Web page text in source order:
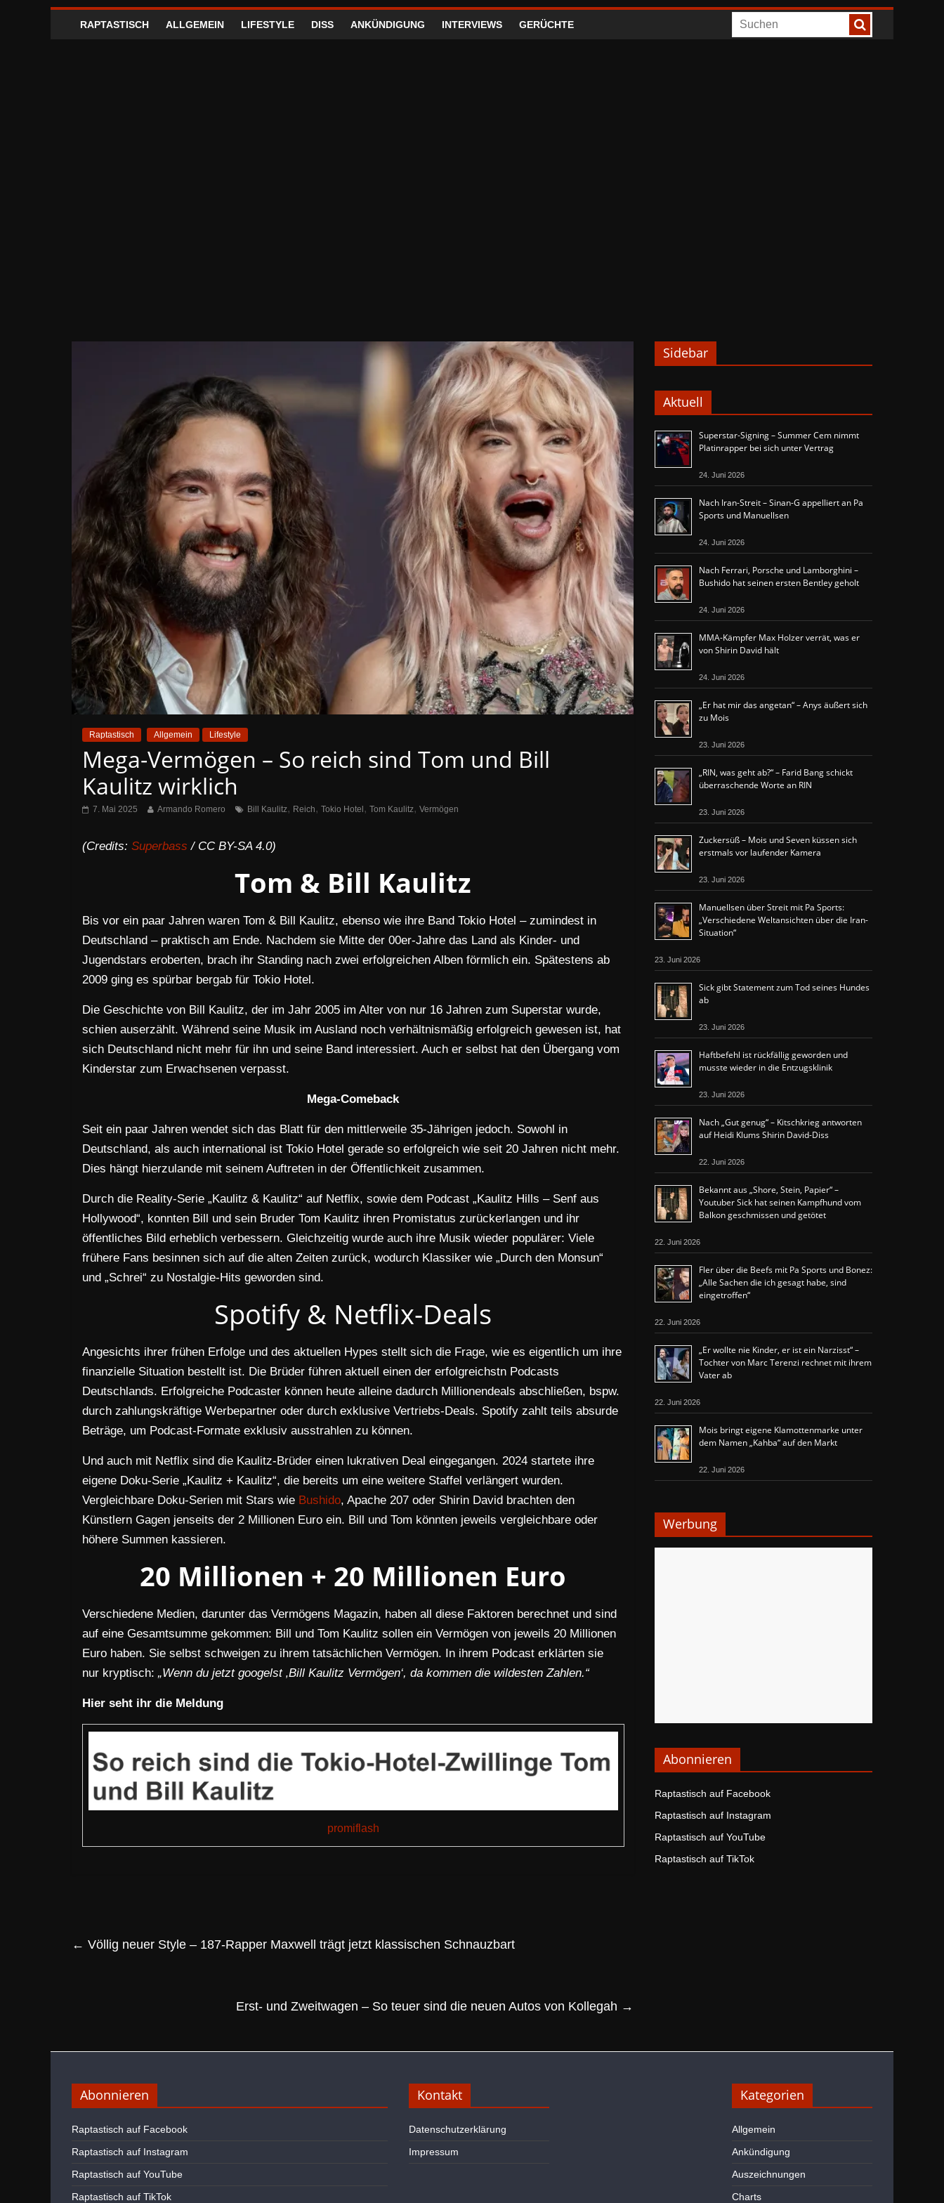
RAPTASTISCH ALLGEMEIN LIFESTYLE DISS ANKÜNDIGUNG INTERVIEWS GERÜCHTE
Raptastisch Allgemein Lifestyle
Mega-Vermögen – So reich sind Tom und Bill
Kaulitz wirklich
7. Mai 2025 Armando Romero Bill Kaulitz, Reich, Tokio Hotel , Tom Kaulitz, Vermögen
(Credits: Superbass / CC BY-SA 4.0)
Tom & Bill Kaulitz
Bis vor ein paar Jahren waren Tom & Bill Kaulitz, ebenso wie ihre Band Tokio Hotel – zumindest in
Deutschland – praktisch am Ende. Nachdem sie Mitte der 00er-Jahre das Land als Kinder- und
Jugendstars eroberten, brach ihr Standing nach zwei erfolgreichen Alben förmlich ein. Spätestens ab
2009 ging es spürbar bergab für Tokio Hotel.
Die Geschichte von Bill Kaulitz, der im Jahr 2005 im Alter von nur 16 Jahren zum Superstar wurde,
schien auserzählt. Während seine Musik im Ausland noch verhältnismäßig erfolgreich gewesen ist, hat
sich Deutschland nicht mehr für ihn und seine Band interessiert. Auch er selbst hat den Übergang vom
Kinderstar zum Erwachsenen verpasst.
Mega-Comeback
Seit ein paar Jahren wendet sich das Blatt für den mittlerweile 35-Jährigen jedoch. Sowohl in
Deutschland, als auch international ist Tokio Hotel gerade so erfolgreich wie seit 20 Jahren nicht mehr.
Dies hängt hierzulande mit seinem Auftreten in der Öffentlichkeit zusammen.
Durch die Reality-Serie „Kaulitz & Kaulitz“ auf Netflix, sowie dem Podcast „Kaulitz Hills – Senf aus
Hollywood“, konnten Bill und sein Bruder Tom Kaulitz ihren Promistatus zurückerlangen und ihr
öffentliches Bild erheblich verbessern. Gleichzeitig wurde auch ihre Musik wieder populärer: Viele
frühere Fans besinnen sich auf die alten Zeiten zurück, wodurch Klassiker wie „Durch den Monsun“
und „Schrei“ zu Nostalgie-Hits geworden sind.
Spotify & Netflix-Deals
Angesichts ihrer frühen Erfolge und des aktuellen Hypes stellt sich die Frage, wie es eigentlich um ihre
finanzielle Situation bestellt ist. Die Brüder führen aktuell einen der erfolgreichstn Podcasts
Deutschlands. Erfolgreiche Podcaster können heute alleine dadurch Millionendeals abschließen, bspw.
durch zahlungskräftige Werbepartner oder durch exklusive Vertriebs-Deals. Spotify zahlt teils absurde
Beträge, um Podcast-Formate exklusiv ausstrahlen zu können.
Und auch mit Netflix sind die Kaulitz-Brüder einen lukrativen Deal eingegangen. 2024 startete ihre
eigene Doku-Serie „Kaulitz + Kaulitz“, die bereits um eine weitere Staffel verlängert wurden.
Vergleichbare Doku-Serien mit Stars wie Bushido, Apache 207 oder Shirin David brachten den
Künstlern Gagen jenseits der 2 Millionen Euro ein. Bill und Tom könnten jeweils vergleichbare oder
höhere Summen kassieren.
20 Millionen + 20 Millionen Euro
Verschiedene Medien, darunter das Vermögens Magazin, haben all diese Faktoren berechnet und sind
auf eine Gesamtsumme gekommen: Bill und Tom Kaulitz sollen ein Vermögen von jeweils 20 Millionen
Euro haben. Sie selbst schweigen zu ihrem tatsächlichen Vermögen. In ihrem Podcast erklärten sie
nur kryptisch: „Wenn du jetzt googelst ‚Bill Kaulitz Vermögen‘, da kommen die wildesten Zahlen.“
Hier seht ihr die Meldung
promiflash
← Völlig neuer Style – 187-Rapper Maxwell trägt jetzt klassischen Schnauzbart
Erst- und Zweitwagen – So teuer sind die neuen Autos von Kollegah →
Sidebar
Aktuell
Superstar-Signing – Summer Cem nimmt
Platinrapper bei sich unter Vertrag
24. Juni 2026
Nach Iran-Streit – Sinan-G appelliert an Pa
Sports und Manuellsen
24. Juni 2026
Nach Ferrari, Porsche und Lamborghini –
Bushido hat seinen ersten Bentley geholt
24. Juni 2026
MMA-Kämpfer Max Holzer verrät, was er
von Shirin David hält
24. Juni 2026
„Er hat mir das angetan“ – Anys äußert sich
zu Mois
23. Juni 2026
„RIN, was geht ab?“ – Farid Bang schickt
überraschende Worte an RIN
23. Juni 2026
Zuckersüß – Mois und Seven küssen sich
erstmals vor laufender Kamera
23. Juni 2026
Manuellsen über Streit mit Pa Sports:
„Verschiedene Weltansichten über die Iran-
Situation“
23. Juni 2026
Sick gibt Statement zum Tod seines Hundes
ab
23. Juni 2026
Haftbefehl ist rückfällig geworden und
musste wieder in die Entzugsklinik
23. Juni 2026
Nach „Gut genug“ – Kitschkrieg antworten
auf Heidi Klums Shirin David-Diss
22. Juni 2026
Bekannt aus „Shore, Stein, Papier“ –
Youtuber Sick hat seinen Kampfhund vom
Balkon geschmissen und getötet
22. Juni 2026
Fler über die Beefs mit Pa Sports und Bonez:
„Alle Sachen die ich gesagt habe, sind
eingetroffen“
22. Juni 2026
„Er wollte nie Kinder, er ist ein Narzisst“ –
Tochter von Marc Terenzi rechnet mit ihrem
Vater ab
22. Juni 2026
Mois bringt eigene Klamottenmarke unter
dem Namen „Kahba“ auf den Markt
22. Juni 2026
Werbung
Abonnieren
Raptastisch auf Facebook
Raptastisch auf Instagram
Raptastisch auf YouTube
Raptastisch auf TikTok
Abonnieren
Raptastisch auf Facebook
Raptastisch auf Instagram
Raptastisch auf YouTube
Raptastisch auf TikTok
Kontakt
Datenschutzerklärung
Impressum
Kategorien
Allgemein
Ankündigung
Auszeichnungen
Charts